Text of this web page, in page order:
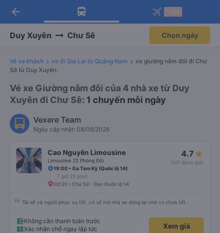
Tải app Vexere ngay!
Nhận ưu đãi thành viên độc
Mở app
Tải app Vexere
-30k/ghế khi đặt vé máy bay qua
Mở app
arrow_back
Duy Xuyên Chư Sê Chọn ngày
Vé xe khách xe đi Gia Lai từ Quảng Nam
xe giường nằm đôi đi Chư
Sê từ Duy Xuyên
Vé xe Giường nằm đôi của 4 nhà xe từ Duy
Xuyên đi Chư Sê: 1 chuyến mỗi ngày
Vexere Team
Ngày cập nhật: 08/08/2026
Cao Nguyên Limousine
Limousine 22 Phòng Đôi
4.7
(101 đánh giá)
19:00 • Ga Tam Kỳ (Quốc lộ 1A)
7 giờ 25 phút
02:25 • Chư Sê - Dọc Quốc lộ 14
Tài xế và người phục vụ tốt ,có số nơi nhà xe dừng lại nhà vs chưa tốt .
Không cần thanh toán trước
Xác nhận chỗ ngay lập tức
Xem giá